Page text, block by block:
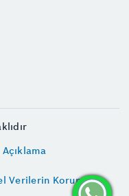
Açıklama
Verilerin Korunması